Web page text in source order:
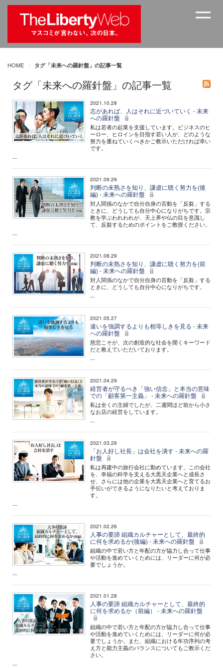
HOME タグ「未来への羅針盤」の記事一覧
タグ「未来への羅針盤」の記事一覧
2021.10.28
志があれば、人はそれに近づいていく - 未来
への羅針盤
私は若者の起業を支援しています。ビジネスのヒ
ーロー、ヒロインを目指す若い人が、どのような
努力を重ねていくべきかご教示いただければ幸い
です。
...
2021.09.29
判断の未熟さを知り、謙虚に聴く努力を(後
編) - 未来への羅針盤
対人関係のなかで自分自身の言動を「反芻」する
ときに、どうしても自分中心になりがちです。宗
教を学ぶわれわれが、天上界や仏の目を意識し
て、反芻するためのポイントをご教授ください。
...
2021.08.29
判断の未熟さを知り、謙虚に聴く努力を(前
編) - 未来への羅針盤
対人関係のなかで自分自身の言動を「反芻」する
ときに、どうしても自分中心になりがちです。
...
2021.05.27
違いを強調するよりも相等しきを見る - 未来
への羅針盤
慈悲こそが、次の創造的な社会を開くキーワード
だと教えていただいております。
...
2021.04.29
経営者が守るべき「強い信念」と本当の意味
での「顧客第一主義」 - 未来への羅針盤
私は全くの主婦でしたが、二週間ほど前から小さ
なお店の経営をしています。
...
2021.03.29
「お人好し社長」は会社を潰す - 未来への羅
針盤
私は再建中の旅行会社に勤めています。この会社
を、幸福の科学を支える大黒天企業へと成長さ
せ、さらには他の企業を大黒天企業へと育てるお
手伝いができるようになりたいと考えておりま
す。
...
2021.02.26
人事の要諦 組織カルチャーとして、最終的
に何を求めるか(後編) - 未来への羅針盤
組織の中で若い方と年配の方が協力し合って仕事
や活動を進めていくためには、リーダーに何が必
要でしょうか。
...
2021.01.28
人事の要諦 組織カルチャーとして、最終的
に何を求めるか（前編） - 未来への羅針盤
組織の中で若い方と年配の方が協力し合って仕事
や活動を進めていくためには、リーダーに何が必
要でしょうか。また、組織における年功序列の考
え方と能力主義のバランスについてもご教示くだ
さい。
...